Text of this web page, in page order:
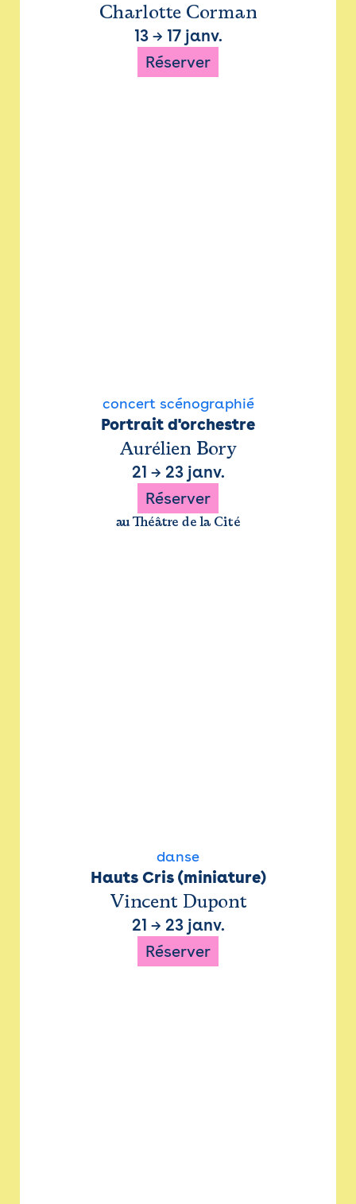
Charlotte Corman
13→ 17 janv.
Réserver
concert scénographié
Portrait d'orchestre
Aurélien Bory
21 → 23 janv.
Réserver
au Théâtre de la Cité
danse
Hauts Cris (miniature)
Vincent Dupont
21 → 23 janv.
Réserver